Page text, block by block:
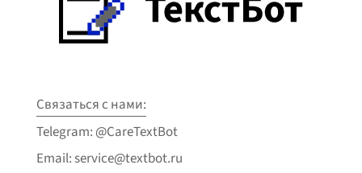
Связаться с нами:
Telegram: @CareTextBot
Email: service@textbot.ru